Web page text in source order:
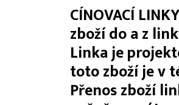
CÍNOVACÍ
zboží do a z
Linka je
toto zboží je v
Přenos zboží